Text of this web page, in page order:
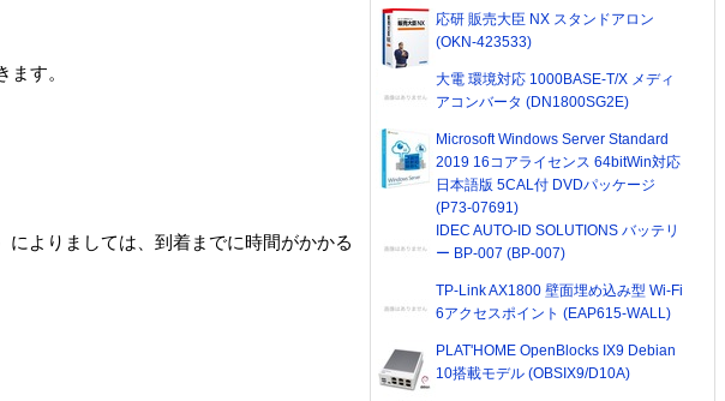
す。
よりましては、到着までに時間がかかる
応研 販売大臣 NX スタンドアロン
(OKN-423533)
大電 環境対応 1000BASE-T/X メディ
アコンバータ (DN1800SG2E)
Microsoft Windows Server Standard
2019 16コアライセンス 64bitWin対応
日本語版 5CAL付 DVDパッケージ
(P73-07691)
IDEC AUTO-ID SOLUTIONS バッテリ
ー BP-007 (BP-007)
TP-Link AX1800 壁面埋め込み型 Wi-Fi
6アクセスポイント (EAP615-WALL)
PLAT'HOME OpenBlocks IX9 Debian
10搭載モデル (OBSIX9/D10A)